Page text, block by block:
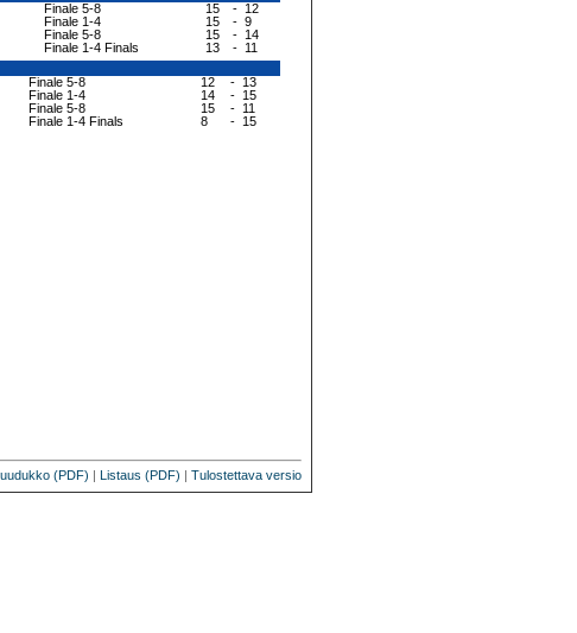
Finale 5-8 15 - 12
Finale 1-4 15 - 9
Finale 5-8 15 - 14
Finale 1-4 Finals 13 - 11
Finale 5-8 12 - 13
Finale 1-4 14 - 15
Finale 5-8 15 - 11
Finale 1-4 Finals 8 - 15
(PDF) | Listaus (PDF) | Tulostettava versio